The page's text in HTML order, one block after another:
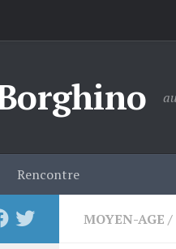
Rencontre
MOYEN-AGE /